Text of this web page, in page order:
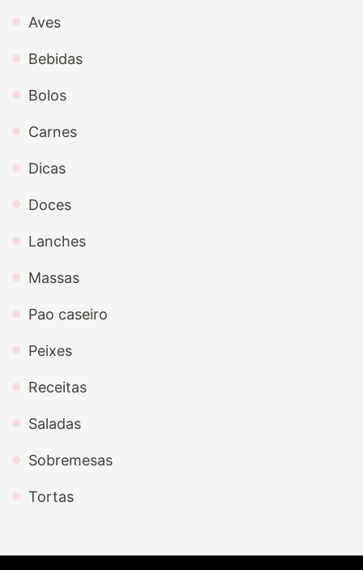
Aves
Bebidas
Bolos
Carnes
Dicas
Doces
Lanches
Massas
Pao caseiro
Peixes
Receitas
Saladas
Sobremesas
Tortas